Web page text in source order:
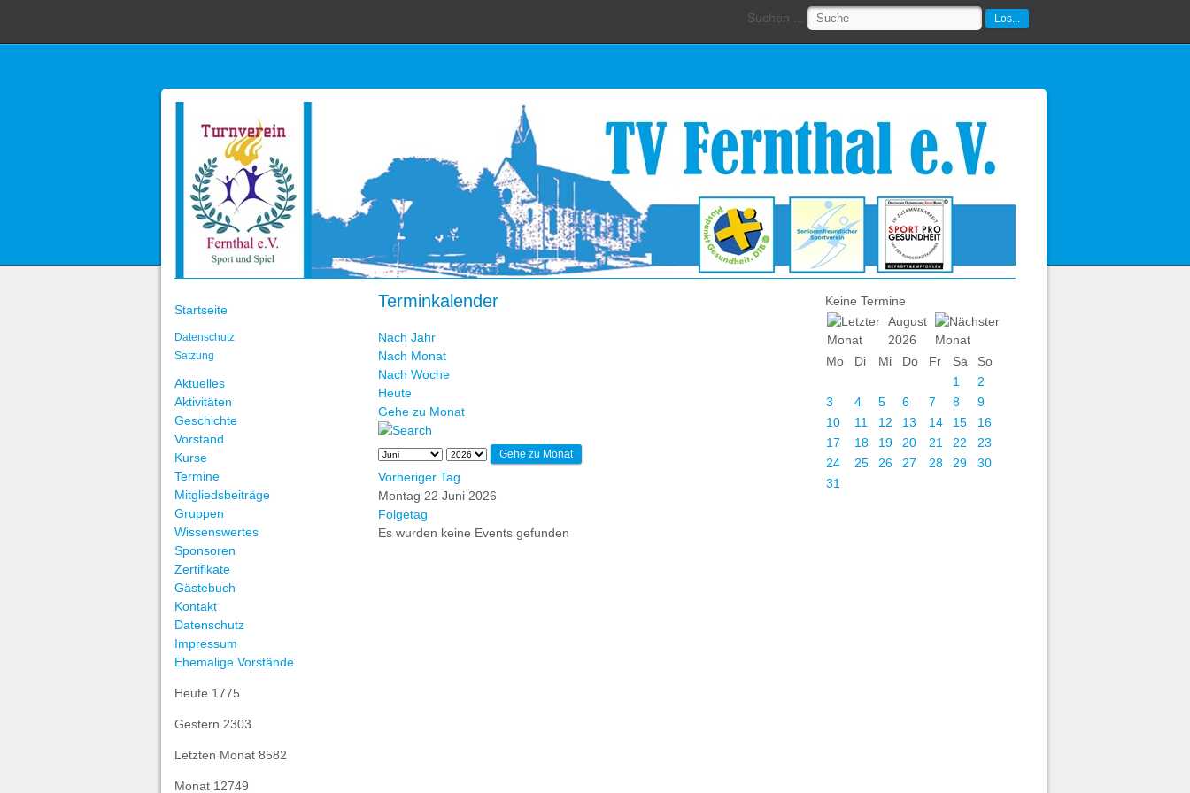
Suchen ... Los...
Startseite
Datenschutz
Satzung
Aktuelles
Aktivitäten
Geschichte
Vorstand
Kurse
Termine
Mitgliedsbeiträge
Gruppen
Wissenswertes
Sponsoren
Zertifikate
Gästebuch
Kontakt
Datenschutz
Impressum
Ehemalige Vorstände
Heute 1775
Gestern 2303
Letzten Monat 8582
Monat 12749
Terminkalender
Nach Jahr
Nach Monat
Nach Woche
Heute
Gehe zu Monat
Gehe zu Monat
Vorheriger Tag
Montag 22 Juni 2026
Folgetag
Es wurden keine Events gefunden
Keine Termine
August
2026
Mo
Di Mi Do Fr Sa
So
1
2
3
4 5 6 7 8
9
10
11 12 13 14 15
16
17
18 19 20 21 22
23
24
25 26 27 28 29
30
31